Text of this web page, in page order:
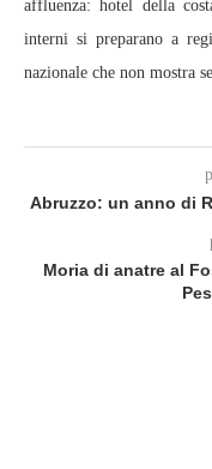
affluenza: hotel della
interni si preparano a
nazionale che non mostra
Abruzzo: un anno di
Moria di anatre al